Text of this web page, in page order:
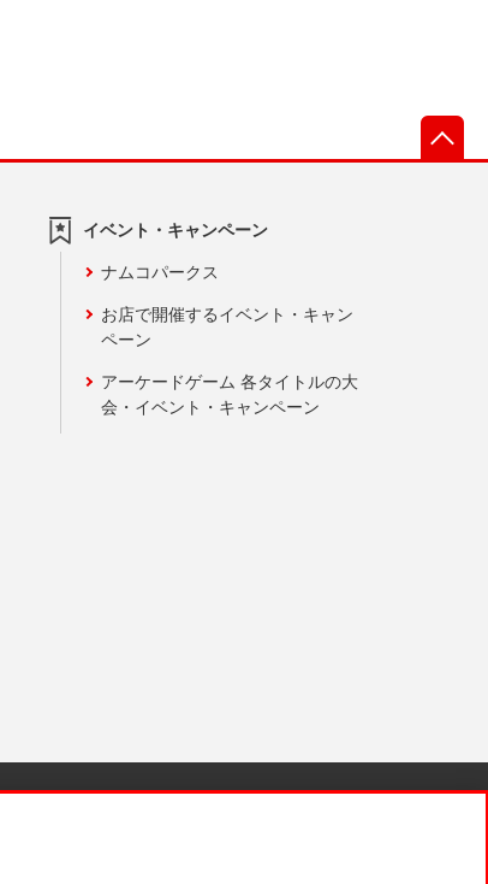
イベント・キャンペーン
ナムコパークス
お店で開催するイベント・キャン
ペーン
アーケードゲーム 各タイトルの大
会・イベント・キャンペーン